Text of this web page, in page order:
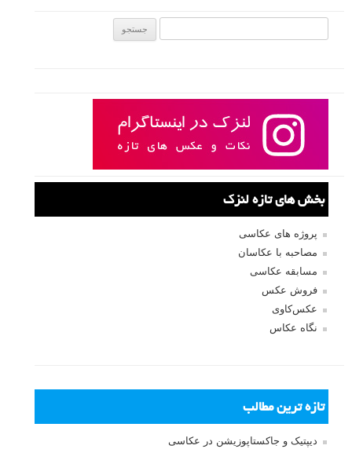
بخش های تازه لنزک
پروژه های عکاسی
مصاحبه با عکاسان
مسابقه عکاسی
فروش عکس
عکس‌کاوی
نگاه عکاس
تازه ترین مطالب
دیپتیک و جاکستا‌پوزیشن در عکاسی